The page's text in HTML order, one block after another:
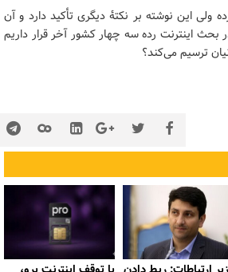
ولی این نوشته بر نکتۀ دیگری تأکید دارد و آن
اینترنت رده سه چهار کشور آخر قرار داریم
ترسیم می‌کند؟